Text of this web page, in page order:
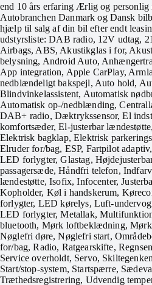
end 10 års erfaring Ærlig og
Autobranchen Danmark og Dansk
hjælp til salg af din bil efter endt
udstyrsliste: DAB radio, 12V udtag,
Airbags, ABS, Akustikglas i for,
belysning, Android Auto,
App integration, Apple CarPlay,
nedblændeligt bakspejl, Auto hold,
Blindvinkelassistent, Automatisk
Automatisk op-/nedblænding,
DAB+ radio, Dæktrykssensor, El
komfortsæder, El-justerbar
Elektrisk bagklap, Elektrisk
Elruder for/bag, ESP, Fartpilot
LED forlygter, Glastag,
passagersæde, Håndfri telefon,
lændestøtte, Isofix, Infocenter,
Kopholder, Køl i handskerum,
forlygter, LED kørelys, Luft-
LED forlygter, Metallak,
bluetooth, Mørk loftbeklædning,
Nøglefri døre, Nøglefri start,
for/bag, Radio, Ratgearskifte,
Service overholdt, Servo,
Start/stop-system, Startspærre,
Træthedsregistrering, Udvendig